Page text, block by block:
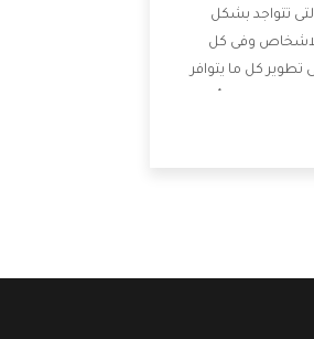
تتواجد بشكل
الاشخاص وفى كل
تطوير كل ما يتوافر
للعملاء أقوى